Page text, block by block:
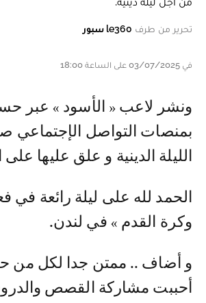
تحرير من طرف le360 سبور
في 03/07/2025 على الساعة 18:00
و نشر لاعب « الأسود » عبر حساباته الرسمية
بمنصات التواصل الإجتماعي
الليلة الدينية و علق عليها على
الحمد لله على ليلة رائعة في
وكرة القدم » في لندن.
و أضاف .. ممتن جدا لكل من
أحببت مشاركة القصص